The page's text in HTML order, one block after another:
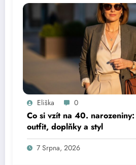
Eliška 0
Co si vzít na 40.
outfit, doplňky a styl
7 Srpna, 2026